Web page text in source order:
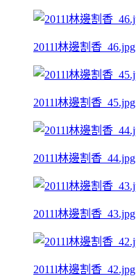
2011l林邊割香_46.jpg
2011l林邊割香_45.jpg
2011l林邊割香_44.jpg
2011l林邊割香_43.jpg
2011l林邊割香_42.jpg